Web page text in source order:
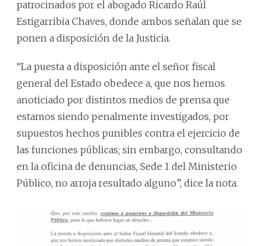
patrocinados por el abogado Ricardo Raúl
Estigarribia Chaves, donde ambos señalan que se
ponen a disposición de la Justicia.
“La puesta a disposición ante el señor fiscal
general del Estado obedece a, que nos hemos
anoticiado por distintos medios de prensa que
estamos siendo penalmente investigados, por
supuestos hechos punibles contra el ejercicio de
las funciones públicas; sin embargo, consultando
en la oficina de denuncias, Sede 1 del Ministerio
Público, no arroja resultado alguno”, dice la nota.